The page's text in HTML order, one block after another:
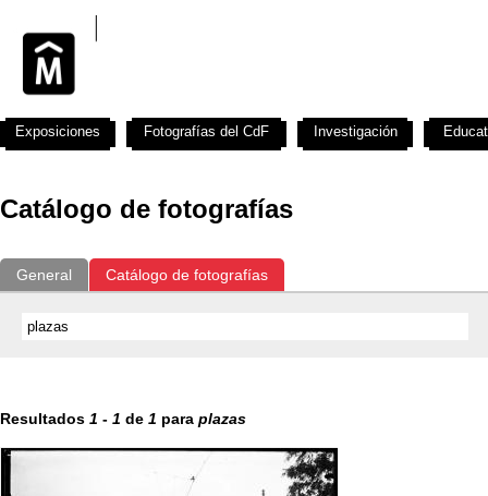
Catálogo de fotografías
General Catálogo de fotografías
Resultados 1 - 1 de 1 para plazas
Exposiciones Fotografías del CdF Investigación